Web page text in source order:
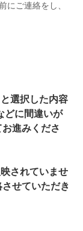
にご連絡をし、
選択した内容
どに間違いが
進みくださ
されていませ
せていただき